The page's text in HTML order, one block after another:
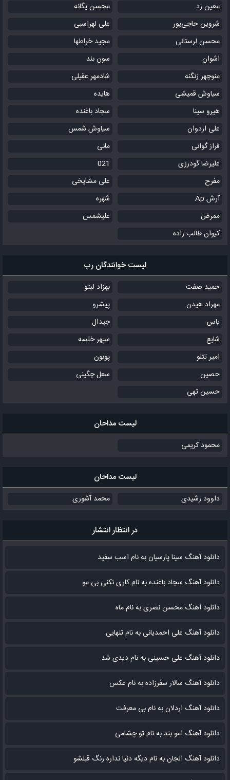
معین زد
محسن یگانه
شروین حاجی‌پور
علی لهراسبی
محسن لرستانی
مجید خراطها
اشوان
سون بند
منوچهر زنگنه
شادمهر عقیلی
سیاوش قمیشی
هایده
هیرو سینا
سجاد باغنده
علی اردوان
سیاوش شمس
فراز گوانی
مانی
علیرضا گودرزی
021
مفرح
علی مشایخی
آرش Ap
شهره
ممرض
علیشمس
کیوان طالب زاده
لیست خوانندگان رپ
حمید صفت
بهزاد لیتو
مهراد هیدن
پیشرو
یاس
جیدال
شایع
سپهر خلسه
امیر تتلو
پوبون
حصین
سعل چگینی
حسین تهی
لیست مداحان
محمود کریمی
لیست مداحان
داوود رشیدی محمد آشوری
در انتظار انتشار
دانلود آهنگ سینا پارسیان به نام اسب سفید
دانلود آهنگ سجاد باغنده به نام کاری نکنی بی مو
دانلود اهنگ محسن نصری به نام‌ ماه
دانلود آهنگ علی احمدیانی به نام تنهایی
دانلود آهنگ علی حسینی به نام دیدی شد
دانلود آهنگ سالار سفرزاده به نام عکس
دانلود آهنگ اردلان به نام بی معرفت
دانلود آهنگ امو بند به نام تو چشامی
دانلود آهنگ الجان به نام دیگه دنیا نداره رنگ قبلشو